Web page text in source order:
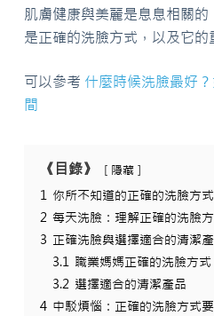
肌膚健康與美麗是息息相關
是正確的洗臉方式，以及它的
可以參考 什麼時候洗臉最好
間
《目錄》 隱藏
1 你所不知道的正確的洗臉方式
2 每天洗臉：理解正確的洗臉
3 正確洗臉與選擇適合的清潔
3.1 職業媽媽正確的洗臉方式
3.2 選擇適合的清潔產品
4 中駁煩惱：正確的洗臉方式